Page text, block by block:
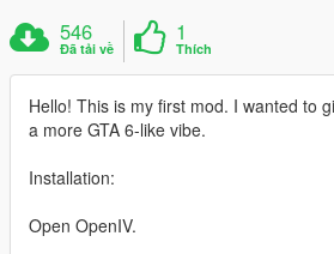
546
Đã tải về
1
Thích
Hello! This is my first mod. I wanted to
a more GTA 6-like vibe.
Installation:
Open OpenIV.